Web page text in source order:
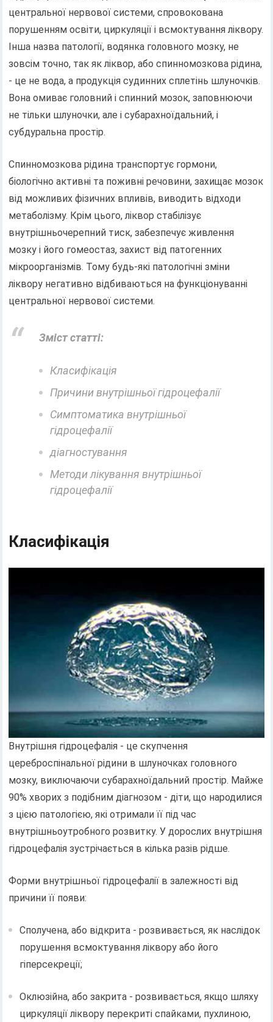
центральної нервової системи, спровокована
порушенням освіти, циркуляції і всмоктування ліквору.
Інша назва патології, водянка головного мозку, не
зовсім точно, так як ліквор, або спинномозкова рідина,
- це не вода, а продукція судинних сплетінь шлуночків.
Вона омиває головний і спинний мозок, заповнюючи
не тільки шлуночки, але і субарахноїдальний, і
субдуральна простір.
Спинномозкова рідина транспортує гормони,
біологічно активні та поживні речовини, захищає мозок
від можливих фізичних впливів, виводить відходи
метаболізму. Крім цього, ліквор стабілізує
внутрішньочерепний тиск, забезпечує живлення
мозку і його гомеостаз, захист від патогенних
мікроорганізмів. Тому будь-які патологічні зміни
ліквору негативно відбиваються на функціонуванні
центральної нервової системи.
Зміст статті:
Класифікація
Причини внутрішньої гідроцефалії
Симптоматика внутрішньої
гідроцефалії
діагностування
Методи лікування внутрішньої
гідроцефалії
Класифікація
Внутрішня гідроцефалія - ​​це скупчення
цереброспінальної рідини в шлуночках головного
мозку, виключаючи субарахноїдальний простір. Майже
90% хворих з подібним діагнозом - діти, що народилися
з цією патологією, які отримали її під час
внутрішньоутробного розвитку. У дорослих внутрішня
гідроцефалія зустрічається в кілька разів рідше.
Форми внутрішньої гідроцефалії в залежності від
причини її появи:
Сполучена, або відкрита - розвивається, як наслідок
порушення всмоктування ліквору або його
гіперсекреції;
Оклюзійна, або закрита - розвивається, якщо шляху
циркуляції ліквору перекриті спайками, пухлиною,